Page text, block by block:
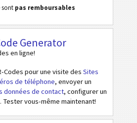
sont pas remboursables
Generator
en ligne!
Codes pour une visite des Sites
de téléphone, envoyer un
données de contact, configurer un
Tester vous-même maintenant!